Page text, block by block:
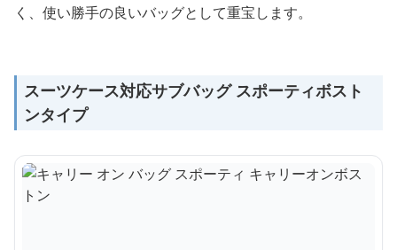
く、使い勝手の良いバッグとして重宝します。
スーツケース対応サブバッグ スポーティボスト
ンタイプ